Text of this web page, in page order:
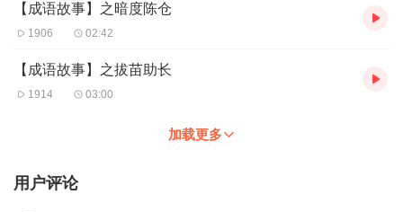
【成语故事】之暗度陈仓
1906 02:42
【成语故事】之拔苗助长
1914 03:00
加载更多
用户评论